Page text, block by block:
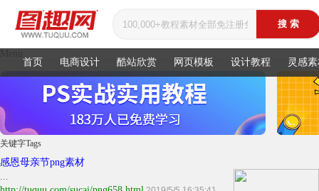
首页 电商设计 酷站欣赏 网页模板 设计教程 灵感
关键字Tags
感恩母亲节png素材
...